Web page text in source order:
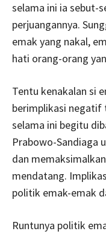
selama ini ia sebut-
perjuangannya.
emak yang nakal,
hati orang-orang
Tentu kenakalan si
berimplikasi negatif
selama ini begitu
Prabowo-Sandiaga
dan
mendatang.
politik emak-emak
Runtunya politik